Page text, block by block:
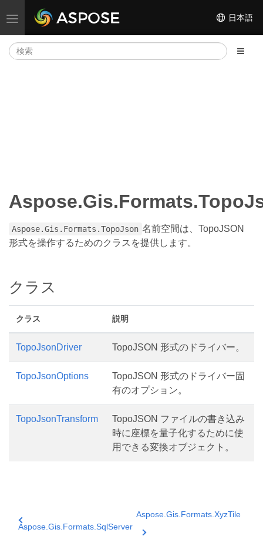
ナビゲーションの切り替え 日本語
Aspose.Gis.Formats.TopoJson 名前空間は、TopoJSON
形式を操作するためのクラスを提供します。
クラス
クラス 説明
TopoJsonDriver TopoJSON 形式のドライバー。
TopoJsonOptions
TopoJSON 形式のドライバー固
有のオプション。
TopoJsonTransform
TopoJSON ファイルの書き込み
時に座標を量子化するために使
用できる変換オブジェクト。
Aspose.Gis.Formats.SqlServer
Aspose.Gis.Formats.XyzTile